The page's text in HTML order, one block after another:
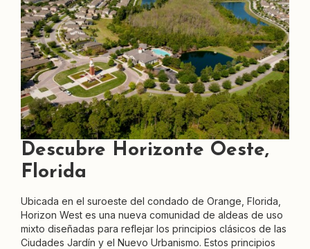
Descubre Horizonte Oeste,
Florida
Ubicada en el suroeste del condado de Orange, Florida,
Horizon West es una nueva comunidad de aldeas de uso
mixto diseñadas para reflejar los principios clásicos de las
Ciudades Jardín y el Nuevo Urbanismo. Estos principios